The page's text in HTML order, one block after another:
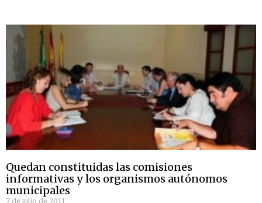
Quedan constituidas las comisiones
informativas y los organismos autónomos
municipales
7 de julio de 2011